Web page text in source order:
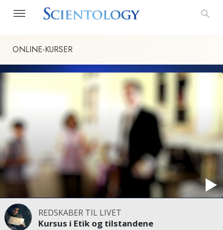
ONLINE-KURSER
REDSKABER TIL LIVET
Kursus i Etik og tilstandene